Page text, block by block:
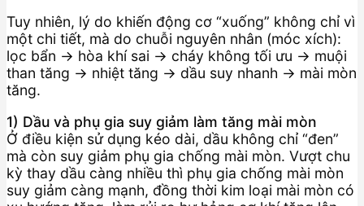
Tuy nhiên, lý do khiến động cơ “xuống” không chỉ vì
một chi tiết, mà do chuỗi nguyên nhân (móc xích):
lọc bẩn → hòa khí sai → cháy không tối ưu → muội
than tăng → nhiệt tăng → dầu suy nhanh → mài mòn
tăng.
1) Dầu và phụ gia suy giảm làm tăng mài mòn
Ở điều kiện sử dụng kéo dài, dầu không chỉ “đen”
mà còn suy giảm phụ gia chống mài mòn. Vượt chu
kỳ thay dầu càng nhiều thì phụ gia chống mài mòn
suy giảm càng mạnh, đồng thời kim loại mài mòn có